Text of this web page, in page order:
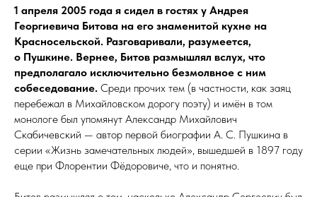
1 апреля 2005 года я сидел в гостях у Андрея
Георгиевича Битова на его знаменитой кухне на
Красносельской. Разговаривали, ра­зуме­ет­ся,
о Пушкине. Вернее, Битов размышлял вслух, что
предполагало исключительно безмолвное с ним
собеседование. Среди прочих тем (в частности, как заяц
перебежал в Михайловском дорогу поэту) и имён в том
монологе был упомянут Александр Михайлович
Скабичевский — автор первой биографии А. С. Пушкина в
серии «Жизнь замечательных людей», вышедшей в 1897 году
еще при Флорентии Фёдоровиче, что и понятно.